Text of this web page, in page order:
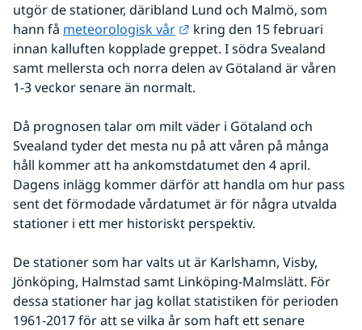
utgör de stationer, däribland Lund och Malmö, som
hann få meteorologisk vår Länk till annan webbplats.
kring den 15 februari
innan kalluften kopplade greppet. I södra Svealand
samt mellersta och norra delen av Götaland är våren
1-3 veckor senare än normalt.
Då prognosen talar om milt väder i Götaland och
Svealand tyder det mesta nu på att våren på många
håll kommer att ha ankomstdatumet den 4 april.
Dagens inlägg kommer därför att handla om hur pass
sent det förmodade vårdatumet är för några utvalda
stationer i ett mer historiskt perspektiv.
De stationer som har valts ut är Karlshamn, Visby,
Jönköping, Halmstad samt Linköping-Malmslätt. För
dessa stationer har jag kollat statistiken för perioden
1961-2017 för att se vilka år som haft ett senare